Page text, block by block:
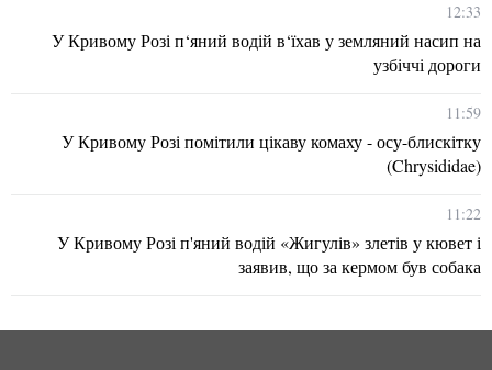
12:33
У Кривому Розі п‘яний водій в‘їхав у земляний насип на
узбіччі дороги
11:59
У Кривому Розі помітили цікаву комаху - осу-блискітку
(Chrysididae)
11:22
У Кривому Розі п'яний водій «Жигулів» злетів у кювет і
заявив, що за кермом був собака